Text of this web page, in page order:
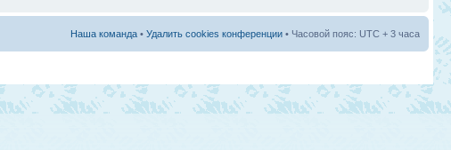
Наша команда • Удалить cookies конференции • Часовой пояс: UTC + 3 часа